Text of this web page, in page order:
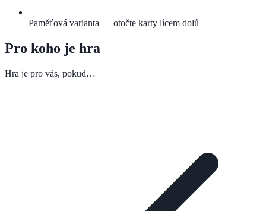
Paměťová varianta — otočte karty lícem dolů
Pro koho je hra
Hra je pro vás, pokud…